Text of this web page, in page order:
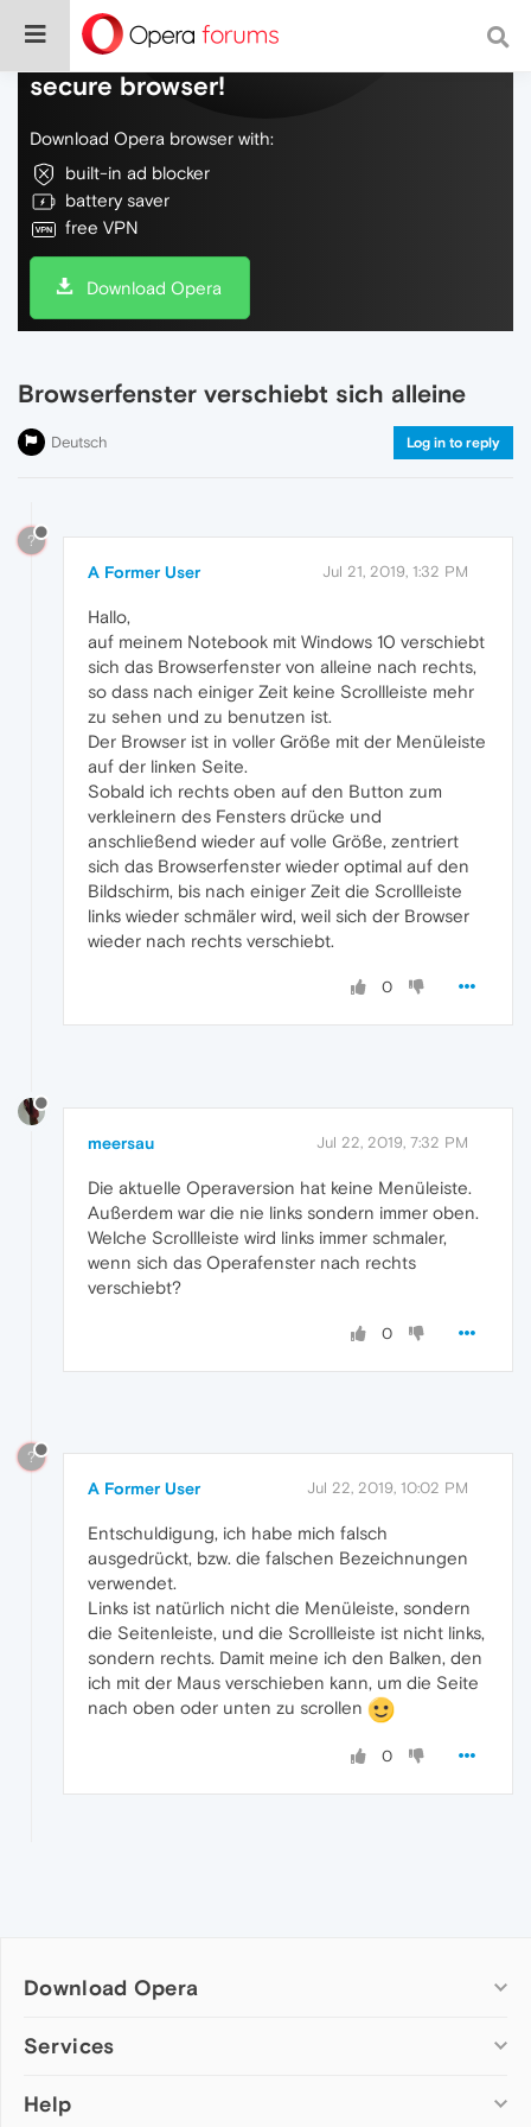
Do more on the web, with a fast and
secure browser!
Download Opera browser with:
built-in ad blocker
battery saver
free VPN
Download Opera
Browserfenster verschiebt sich alleine
Deutsch Log in to reply
?
A Former User Jul 21, 2019, 1:32 PM
Hallo,
auf meinem Notebook mit Windows 10 verschiebt
sich das Browserfenster von alleine nach rechts,
so dass nach einiger Zeit keine Scrollleiste mehr
zu sehen und zu benutzen ist.
Der Browser ist in voller Größe mit der Menüleiste
auf der linken Seite.
Sobald ich rechts oben auf den Button zum
verkleinern des Fensters drücke und
anschließend wieder auf volle Größe, zentriert
sich das Browserfenster wieder optimal auf den
Bildschirm, bis nach einiger Zeit die Scrollleiste
links wieder schmäler wird, weil sich der Browser
wieder nach rechts verschiebt.
0
meersau Jul 22, 2019, 7:32 PM
Die aktuelle Operaversion hat keine Menüleiste.
Außerdem war die nie links sondern immer oben.
Welche Scrollleiste wird links immer schmaler,
wenn sich das Operafenster nach rechts
verschiebt?
0
?
A Former User Jul 22, 2019, 10:02 PM
Entschuldigung, ich habe mich falsch
ausgedrückt, bzw. die falschen Bezeichnungen
verwendet.
Links ist natürlich nicht die Menüleiste, sondern
die Seitenleiste, und die Scrollleiste ist nicht links,
sondern rechts. Damit meine ich den Balken, den
ich mit der Maus verschieben kann, um die Seite
nach oben oder unten zu scrollen
0
Download Opera
Computer browsers
Opera for Mac
Services
Add-ons
Help